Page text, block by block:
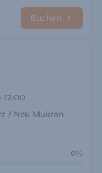
Buchen
- 12:00
/ Neu Mukran
0%